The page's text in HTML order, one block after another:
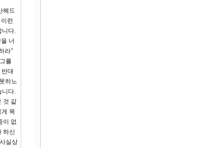
헤드
런
니다.
너
라”
를
대
하노
니다.
것 같
목
이 없
하신
실상